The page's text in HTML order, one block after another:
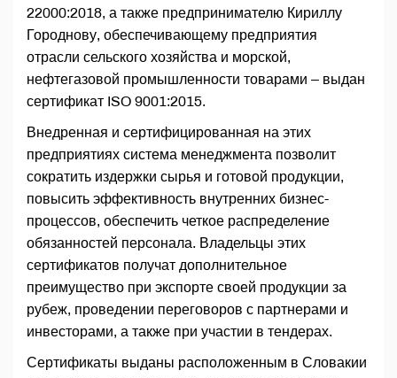
22000:2018, а также предпринимателю Кириллу
Городнову, обеспечивающему предприятия
отрасли сельского хозяйства и морской,
нефтегазовой промышленности товарами – выдан
сертификат ISO 9001:2015.
Внедренная и сертифицированная на этих
предприятиях система менеджмента позволит
сократить издержки сырья и готовой продукции,
повысить эффективность внутренних бизнес-
процессов, обеспечить четкое распределение
обязанностей персонала. Владельцы этих
сертификатов получат дополнительное
преимущество при экспорте своей продукции за
рубеж, проведении переговоров с партнерами и
инвесторами, а также при участии в тендерах.
Сертификаты выданы расположенным в Словакии